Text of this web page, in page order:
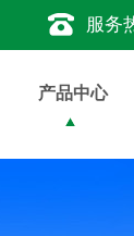
服务
产品中心